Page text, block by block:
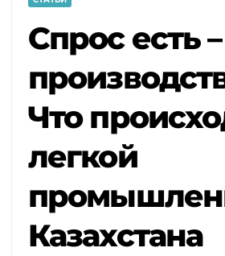
Спрос есть –
Что
легкой
Казахстана